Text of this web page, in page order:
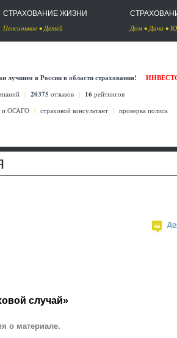
СТРАХОВАНИЕ ЖИЗНИ
Пенсионное •Детей Дом •Дача •
лучшим в России в области страхования!
| 20375 отзывов | 16 рейтингов
и ОСАГО | страховой консультант | проверка полиса
случай»
о материале.